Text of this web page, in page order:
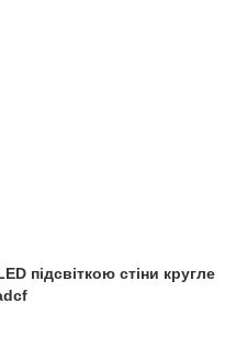
підсвіткою стіни кругле